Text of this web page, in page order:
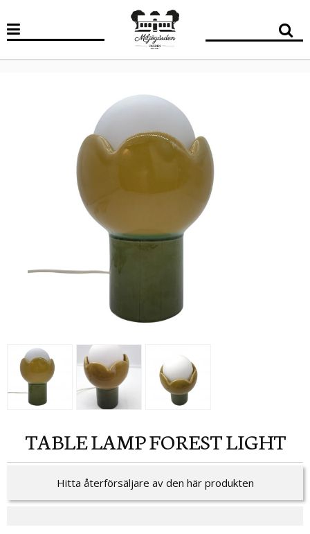
TABLE LAMP FOREST LIGHT
Hitta återförsäljare av den här produkten